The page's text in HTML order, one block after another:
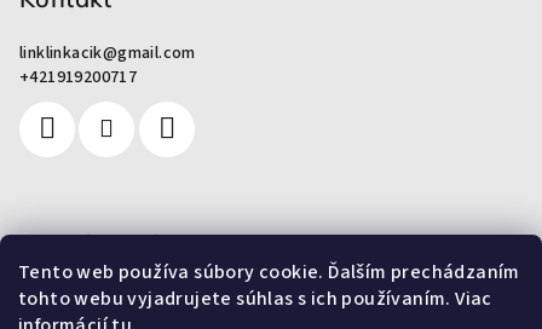
Tento web používa súbory cookie. Ďalším prechádzaním
tohto webu vyjadrujete súhlas s ich používaním. Viac
linklinkacik@gmail.com
+421919200717
Pre zákazníkov
Od odpadu k umeniu